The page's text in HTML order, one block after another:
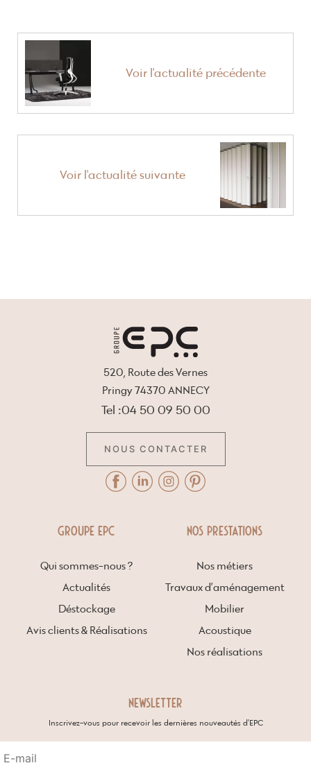
Voir l'actualité précédente
Voir l'actualité suivante
520, Route des Vernes
Pringy 74370 ANNECY
Tel :04 50 09 50 00
NOUS CONTACTER
GROUPE EPC
Qui sommes-nous ?
Actualités
Déstockage
Avis clients & Réalisations
NOS PRESTATIONS
Nos métiers
Travaux d’aménagement
Mobilier
Acoustique
Nos réalisations
NEWSLETTER
Inscrivez-vous pour recevoir les dernières nouveautés d’EPC